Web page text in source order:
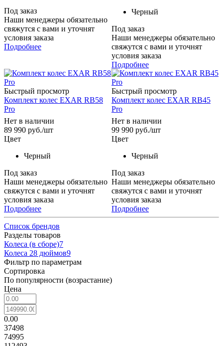
Под заказ
Наши менеджеры обязательно
свяжутся с вами и уточнят
условия заказа
Подробнее
Черный
Под заказ
Наши менеджеры обязательно
свяжутся с вами и уточнят
условия заказа
Подробнее
Быстрый просмотр
Комплект колес EXAR RB58
Pro
Нет в наличии
89 990 руб./шт
Цвет
Черный
Под заказ
Наши менеджеры обязательно
свяжутся с вами и уточнят
условия заказа
Подробнее
Быстрый просмотр
Комплект колес EXAR RB45
Pro
Нет в наличии
99 990 руб./шт
Цвет
Черный
Под заказ
Наши менеджеры обязательно
свяжутся с вами и уточнят
условия заказа
Подробнее
Список брендов
Разделы товаров
Колеса (в сборе)7
Колеса 28 дюймов9
Фильтр по параметрам
Сортировка
По популярности (возрастание)
Цена
0.00
37498
74995